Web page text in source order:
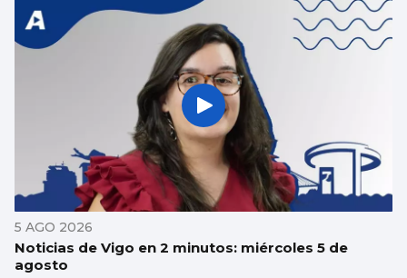
5 AGO 2026
Noticias de Vigo en 2 minutos: miércoles 5 de
agosto